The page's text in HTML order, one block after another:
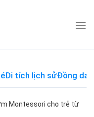
Di tích lịch sửĐồng dao
Montessori cho trẻ từ